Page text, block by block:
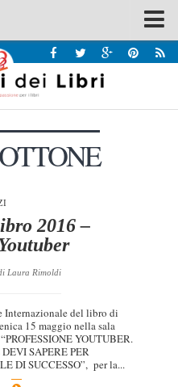
2016 –
Laura Rimoldi
Internazionale del libro di
15 maggio nella sala
YOUTUBER.
SAPERE PER
DI SUCCESSO”, per la...